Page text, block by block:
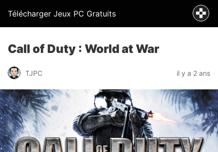
Télécharger Jeux PC Gratuits
Call of Duty : World at War
TJPC il y a 2 ans